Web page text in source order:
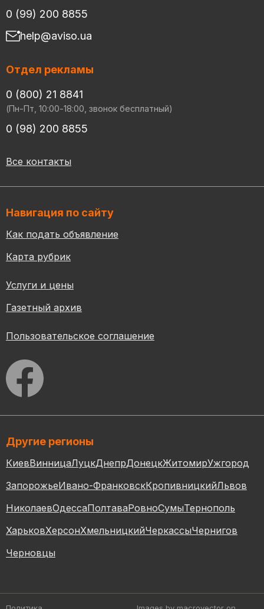
0 (99) 200 8855
help@aviso.ua
Отдел рекламы
0 (800) 21 8841
(Пн-Пт, 10:00-18:00, звонок бесплатный)
0 (98) 200 8855
Все контакты
Навигация по сайту
Как подать объявление
Карта рубрик
Услуги и цены
Газетный архив
Пользовательское соглашение
Другие регионы
КиевВинницаЛуцкДнепрДонецкЖитомирУжгород
ЗапорожьеИвано-ФранковскКропивницкийЛьвов
НиколаевОдессаПолтаваРовноСумыТернополь
ХарьковХерсонХмельницкийЧеркассыЧернигов
Черновцы